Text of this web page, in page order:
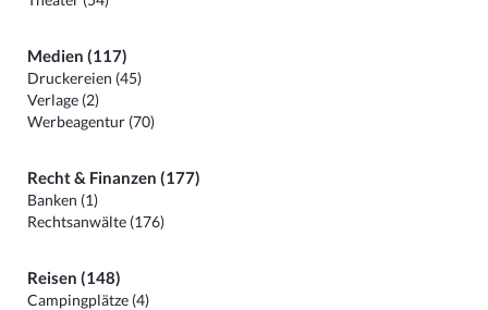
Medien (117)
Druckereien (45)
Verlage (2)
Werbeagentur (70)
Recht & Finanzen (177)
Banken (1)
Rechtsanwälte (176)
Reisen (148)
Campingplätze (4)